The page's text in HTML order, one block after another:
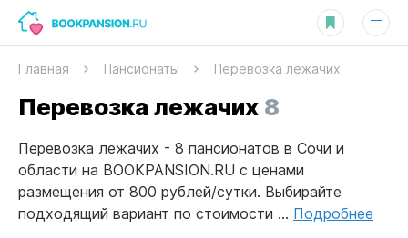
Главная Пансионаты Перевозка лежачих
Перевозка лежачих8
Перевозка лежачих - 8 пансионатов в Сочи и
области на BOOKPANSION.RU с ценами
размещения от 800 рублей/сутки. Выбирайте
подходящий вариант по стоимости ... Подробнее